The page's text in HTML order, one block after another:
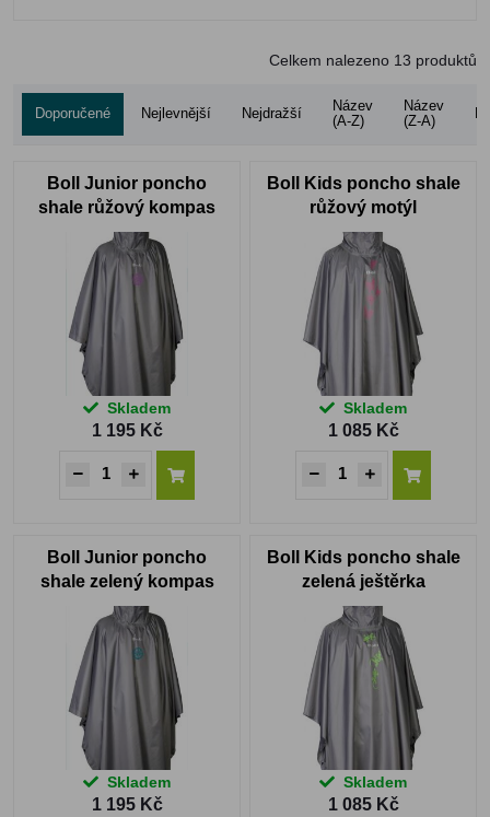
Celkem nalezeno 13 produktů
Doporučené Nejlevnější Nejdražší
Název
(A-Z)
Název
(Z-A)
Boll Junior poncho
shale růžový kompas
Skladem
1 195 Kč
Boll Kids poncho shale
růžový motýl
Skladem
1 085 Kč
Boll Junior poncho
shale zelený kompas
Skladem
1 195 Kč
Boll Kids poncho shale
zelená ještěrka
Skladem
1 085 Kč